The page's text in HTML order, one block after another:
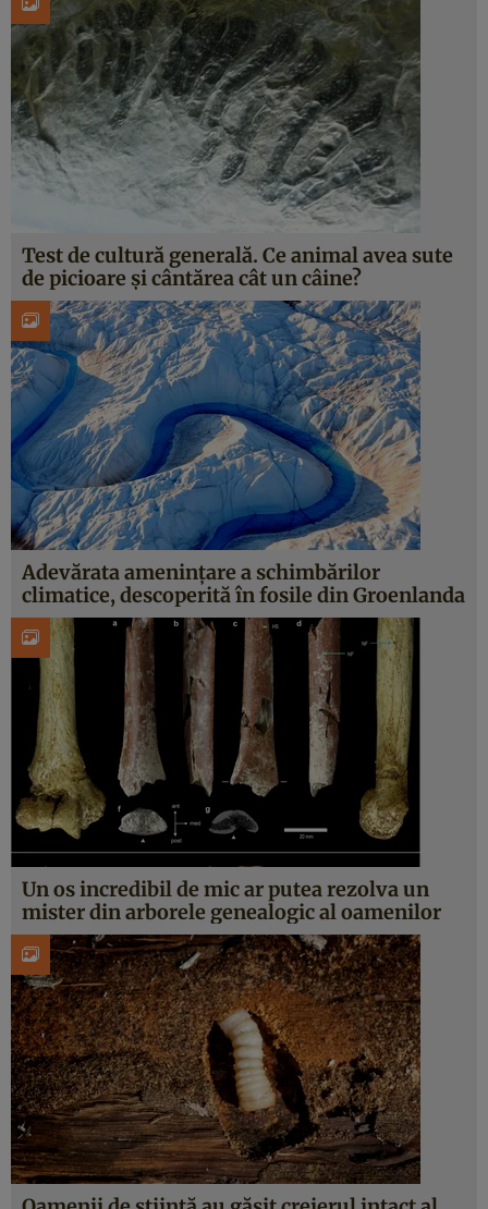
Test de cultură generală. Ce animal avea sute
de picioare și cântărea cât un câine?
Adevărata amenințare a schimbărilor
climatice, descoperită în fosile din Groenlanda
Un os incredibil de mic ar putea rezolva un
mister din arborele genealogic al oamenilor